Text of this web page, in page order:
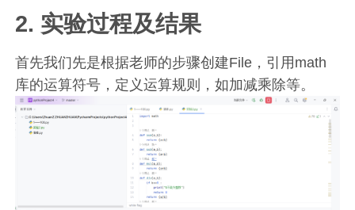
2. 实验过程及结果
首先我们先是根据老师的步骤创建File，引用math
库的运算符号，定义运算规则，如加减乘除等。